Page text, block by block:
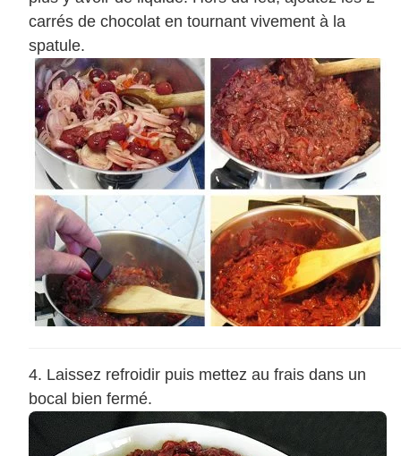
carrés de chocolat en tournant vivement à la
spatule.
Laissez refroidir puis mettez au frais dans un
bocal bien fermé.